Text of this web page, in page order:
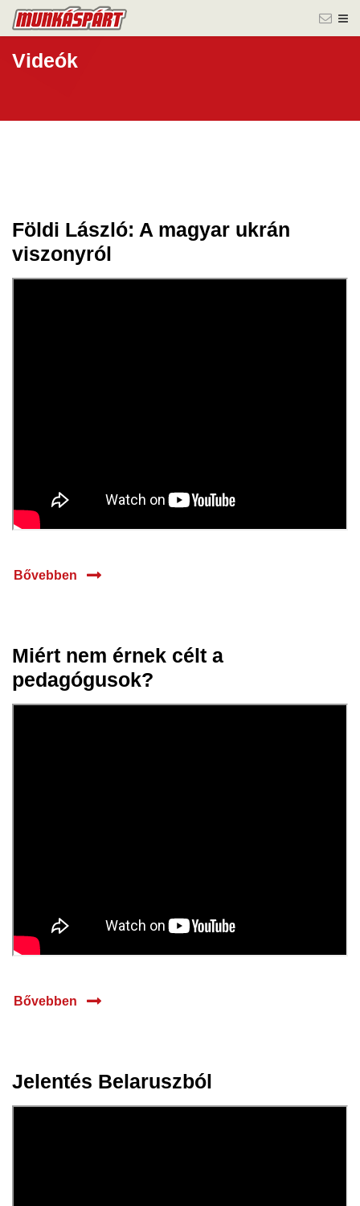
Videók
2023
Földi László: A magyar ukrán
viszonyról
Bővebben
31 máj.
2023
Miért nem érnek célt a
pedagógusok?
Bővebben
Jelentés Belaruszból